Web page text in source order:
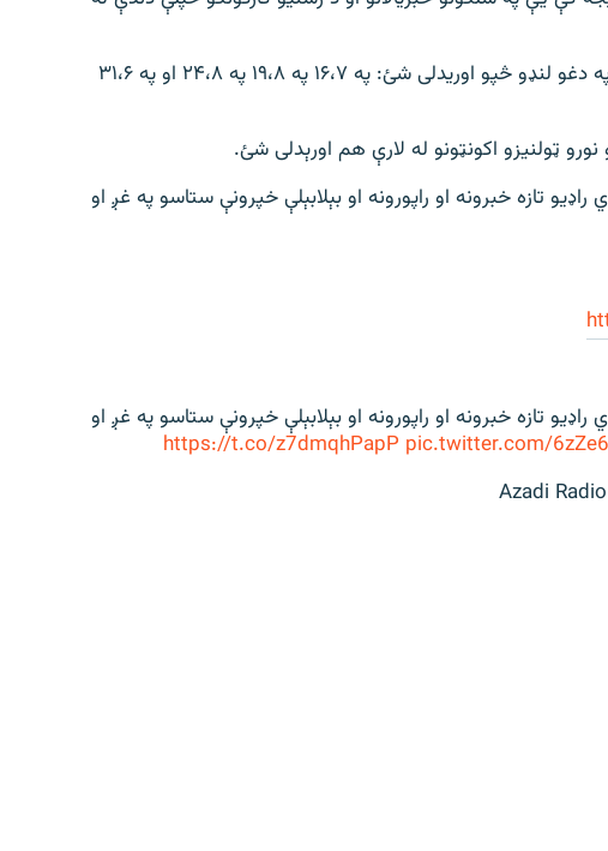
د ازادي راډیو خپرونې په ټول افغانستان کې په دغو لنډو څپو اوریدلی شئ: په ۱۶،۷ په ۱۹،۸ په ۲۴،۸ او په ۳۱،۶
ټولنیزو اکونټونو له لارې هم اورېدلی شئ.
ماښام تر ۰۷:۰۰ بجو د ازادي راډیو تازه خبرونه او راپورونه او بېلابېلې خپرونې ستاسو په غږ او
ماښام تر ۰۷:۰۰ بجو د ازادي راډیو تازه خبرونه او راپورونه او بېلابېلې خپرونې ستاسو په غږ او
https://t.co/z7dmqhPapP pic.twitter.com/